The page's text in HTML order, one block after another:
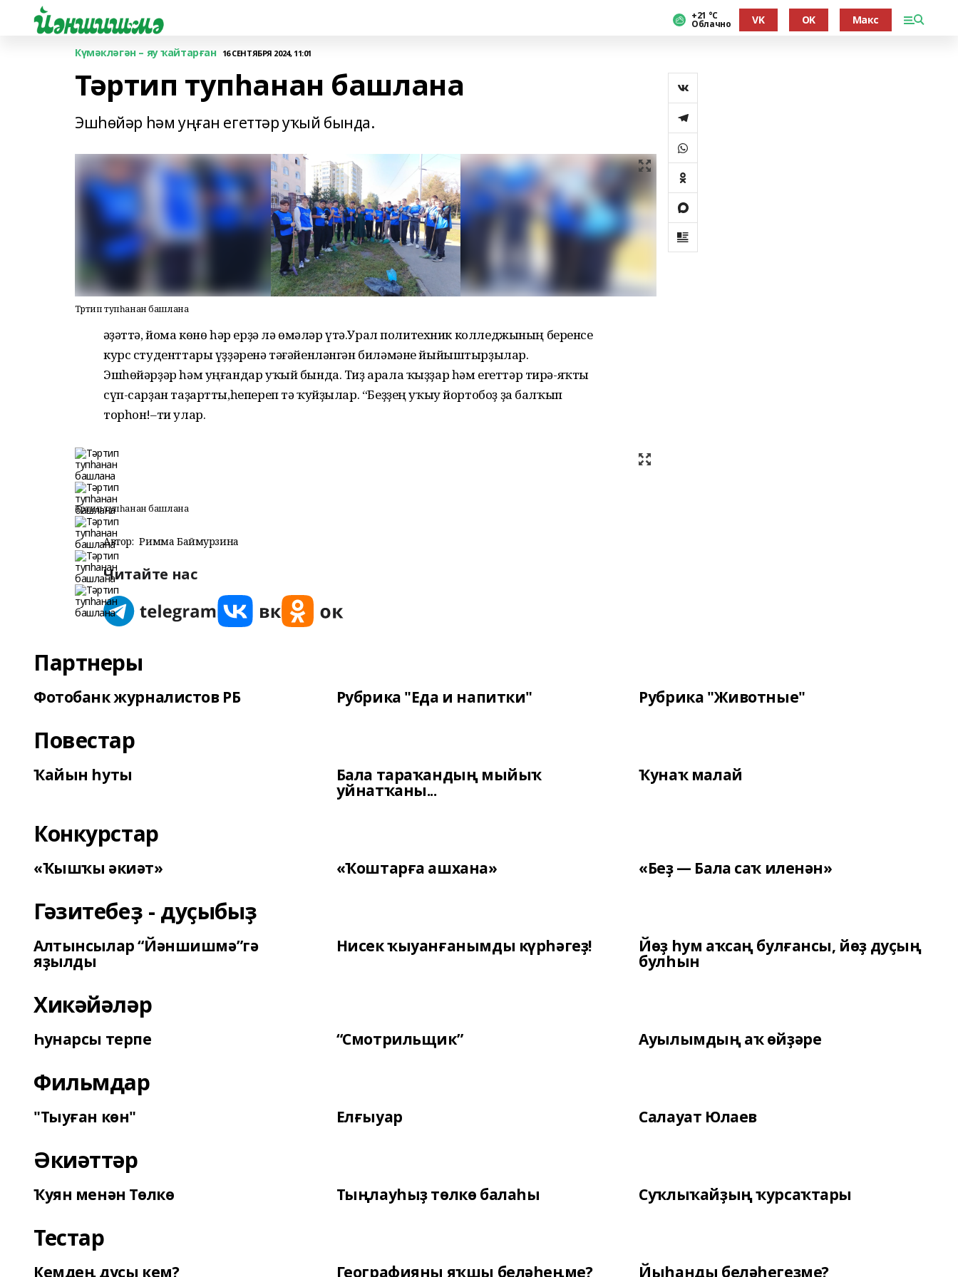
+21 °С
Облачно VK OK Макс
Күмәкләгән – яу ҡайтарған 16 СЕНТЯБРЯ 2024, 11:01
Тәртип тупһанан башлана
Эшһөйәр һәм уңған егеттәр уҡый бында.
Тәртип тупһанан башлана
Ғәҙәттә, йома көнө һәр ерҙә лә өмәләр үтә.Урал политехник колледжының беренсе
курс студенттары үҙҙәренә тәғәйенләнгән биләмәне йыйыштырҙылар.
Эшһөйәрҙәр һәм уңғандар уҡый бында. Тиҙ арала ҡыҙҙар һәм егеттәр тирә-яҡты
сүп-сарҙан таҙартты,һепереп тә ҡуйҙылар. “Беҙҙең уҡыу йортобоҙ ҙа балҡып
торһон!–ти улар.
Тәртип тупһанан башлана
Автор: Римма Баймурзина
Читайте нас
Партнеры
Фотобанк журналистов РБ Рубрика "Еда и напитки" Рубрика "Животные"
Повестар
Ҡайын һуты Бала тараҡандың мыйыҡ
уйнатҡаны...
Ҡунаҡ малай
Конкурстар
«Ҡышҡы әкиәт» «Ҡоштарға ашхана» «Беҙ — Бала саҡ иленән»
Гәзитебеҙ - дуҫыбыҙ
Алтынсылар “Йәншишмә”гә
яҙылды
Нисек ҡыуанғанымды күрһәгеҙ! Йөҙ һум аҡсаң булғансы, йөҙ дуҫың
булһын
Хикәйәләр
Һунарсы терпе “Смотрильщик” Ауылымдың аҡ өйҙәре
Фильмдар
"Тыуған көн" Елғыуар Салауат Юлаев
Әкиәттәр
Ҡуян менән Төлкө Тыңлауһыҙ төлкө балаһы Суҡлыҡайҙың ҡурсаҡтары
Тестар
Кемдең дуҫы кем? Географияны яҡшы беләһеңме? Йыһанды беләһегеҙме?